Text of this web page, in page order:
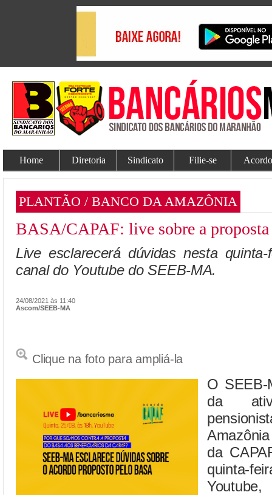
Home Diretoria Sindicato Filie-se
PLANTÃO / BANCO DA AMAZÔNIA
BASA/CAPAF: live sobre a
Live esclarecerá dúvidas nesta
canal do Youtube do SEEB-MA.
24/08/2021 às 11:40
Ascom/SEEB-MA
Clique na foto para ampliá-la
O SEEB-
da
da
quinta-